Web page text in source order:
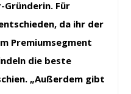
Für
da ihr der
Premiumsegment
die beste
„Außerdem gibt